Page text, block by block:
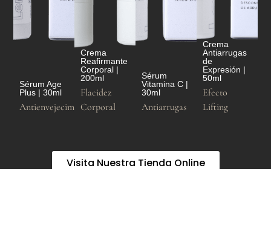
Sérum Age
Plus | 30ml
Antienvejecimiento
Crema
Reafirmante
Corporal |
200ml
Flacidez
Corporal
Sérum
Vitamina C |
30ml
Antiarrugas
Crema
Antiarrugas
de
Expresión |
50ml
Efecto
Lifting
Visita Nuestra Tienda Online